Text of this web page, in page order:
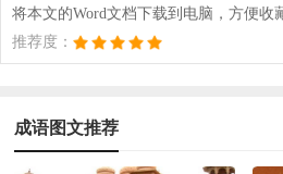
将本文的Word文档下载到电脑，方便收
推荐度：
成语图文推荐